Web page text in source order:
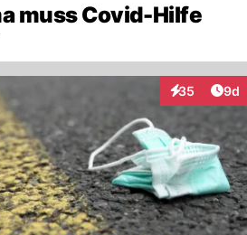
muss Covid-Hilfe
35
Interaktionen
9d